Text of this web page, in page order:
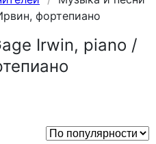
фортепиано
Irwin, piano /